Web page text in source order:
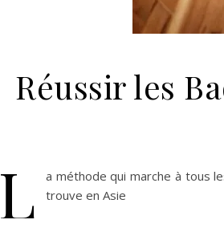
Réussir les
L
a méthode qui marche à tous
trouve en Asie